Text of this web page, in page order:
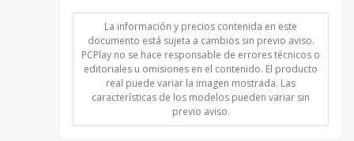
La información y precios contenida en este
documento está sujeta a cambios sin previo aviso.
PCPlay no se hace responsable de errores técnicos o
editoriales u omisiones en el contenido. El producto
real puede variar la imagen mostrada. Las
características de los modelos pueden variar sin
previo aviso.